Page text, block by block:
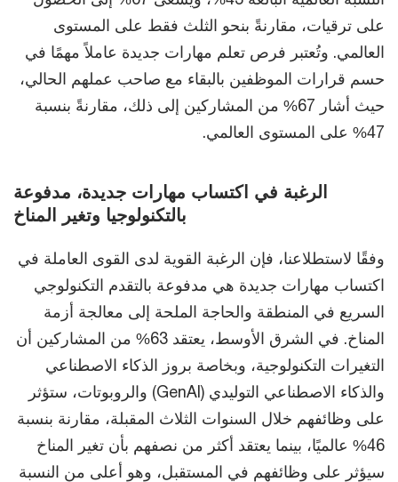
على ترقيات، مقارنةً بنحو الثلث فقط على المستوى
العالمي. وتُعتبر فرص تعلم مهارات جديدة عاملاً مهمًا في
حسم قرارات الموظفين بالبقاء مع صاحب عملهم الحالي،
حيث أشار 67% من المشاركين إلى ذلك، مقارنةً بنسبة
47% على المستوى العالمي.
الرغبة في اكتساب مهارات جديدة، مدفوعة
بالتكنولوجيا وتغير المناخ
وفقًا لاستطلاعنا، فإن الرغبة القوية لدى القوى العاملة في
اكتساب مهارات جديدة هي مدفوعة بالتقدم التكنولوجي
السريع في المنطقة والحاجة الملحة إلى معالجة أزمة
المناخ. في الشرق الأوسط، يعتقد 63% من المشاركين أن
التغيرات التكنولوجية، وبخاصة بروز الذكاء الاصطناعي
والذكاء الاصطناعي التوليدي (GenAI) والروبوتات، ستؤثر
على وظائفهم خلال السنوات الثلاث المقبلة، مقارنة بنسبة
46% عالميًا، بينما يعتقد أكثر من نصفهم بأن تغير المناخ
سيؤثر على وظائفهم في المستقبل، وهو أعلى من النسبة